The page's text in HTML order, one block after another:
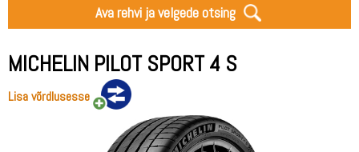
Ava rehvi ja velgede otsing
MICHELIN PILOT SPORT 4 S
Lisa võrdlusesse